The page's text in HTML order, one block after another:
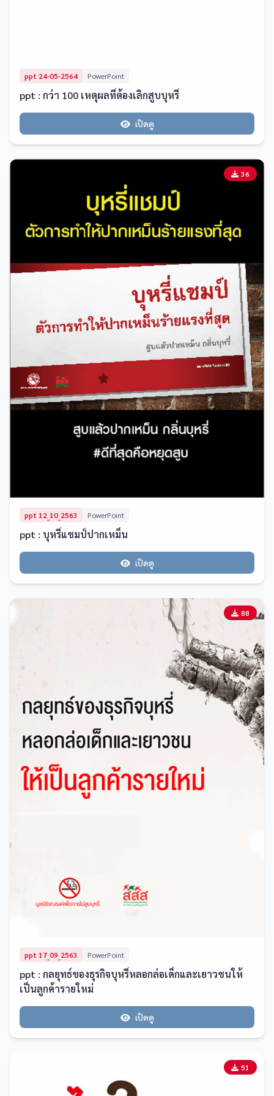
ppt 24-05-2564 PowerPoint
ppt : กว่า 100 เหตุผลที่ต้องเลิกสูบบุหรี่
เปิดดู
36
ppt 12_10_2563 PowerPoint
ppt : บุหรี่แชมป์ปากเหม็น
เปิดดู
88
ppt 17_09_2563 PowerPoint
ppt : กลยุทธ์ของธุรกิจบุหรี่หลอกล่อเด็กและเยาวชนให้
เป็นลูกค้ารายใหม่
เปิดดู
51